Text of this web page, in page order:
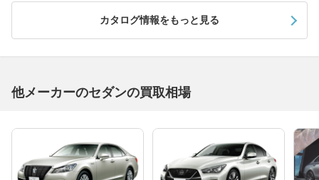
カタログ情報をもっと見る
他メーカーのセダンの買取相場